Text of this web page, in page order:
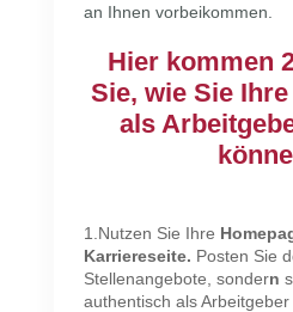
an Ihnen vorbeikommen.
Hier kommen
Sie, wie Sie
als
1.Nutzen Sie Ihre
Karriereseite. Posten Sie
Stellenangebote, sondern
authentisch als